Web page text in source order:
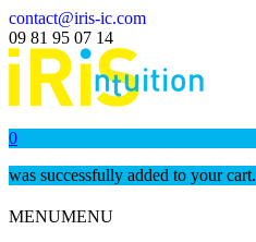
contact@iris-ic.com
09 81 95 07 14
0
was successfully added to your cart.
MENUMENU